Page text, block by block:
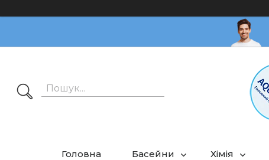
Головна Басейни Хімія